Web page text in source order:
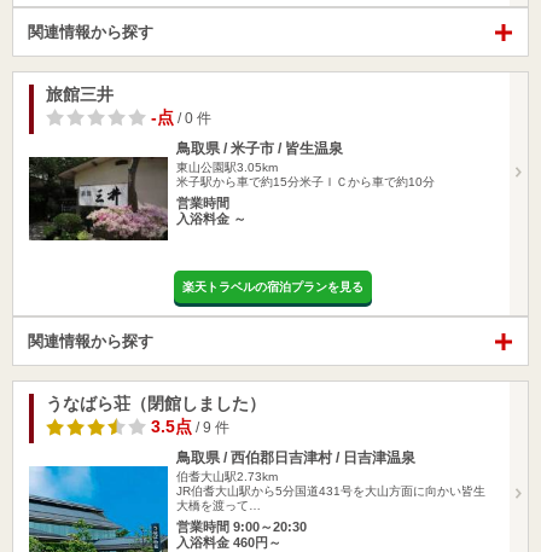
関連情報から探す
旅館三井
-点 / 0 件
鳥取県 / 米子市 / 皆生温泉
東山公園駅3.05km
米子駅から車で約15分米子ＩＣから車で約10分
営業時間
入浴料金 ～
楽天トラベルの宿泊プランを見る
関連情報から探す
うなばら荘（閉館しました）
3.5点 / 9 件
鳥取県 / 西伯郡日吉津村 / 日吉津温泉
伯耆大山駅2.73km
JR伯耆大山駅から5分国道431号を大山方面に向かい皆生
大橋を渡って…
営業時間 9:00～20:30
入浴料金 460円～